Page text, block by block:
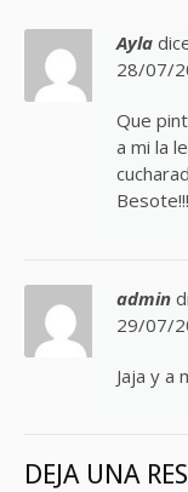
Ayla
28/07/
Que
a mi la
Besote!!!
admin
29/07/
Jaja y a
DEJA UNA